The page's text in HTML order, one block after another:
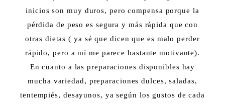
inicios son muy duros, pero compensa porque la
pérdida de peso es segura y más rápida que con
otras dietas ( ya sé que dicen que es malo perder
rápido, pero a mí me parece bastante motivante).
En cuanto a las preparaciones disponibles hay
mucha variedad, preparaciones dulces, saladas,
tentempiés, desayunos, ya según los gustos de cada